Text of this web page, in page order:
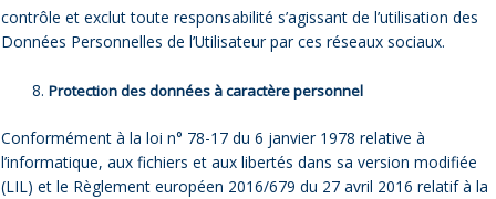
contrôle et exclut toute responsabilité s’agissant de l’utilisation des
Données Personnelles de l’Utilisateur par ces réseaux sociaux.
Protection des données à caractère personnel
Conformément à la loi n° 78-17 du 6 janvier 1978 relative à
l’informatique, aux fichiers et aux libertés dans sa version modifiée
(LIL) et le Règlement européen 2016/679 du 27 avril 2016 relatif à la